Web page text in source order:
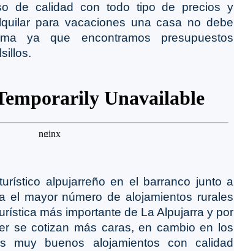
de calidad con todo tipo de precios y
para vacaciones una casa no debe
ya que encontramos presupuestos
alpujarreño en el barranco junto a
el mayor número de alojamientos rurales
más importante de La Alpujarra y por
se cotizan más caras, en cambio en los
muy buenos alojamientos con calidad